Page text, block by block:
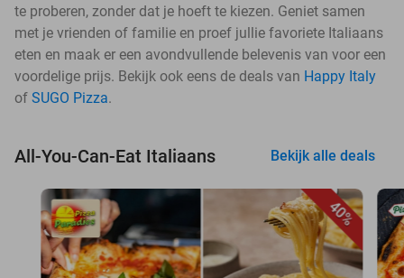
te proberen, zonder dat je hoeft te kiezen. Geniet samen
met je vrienden of familie en proef jullie favoriete Italiaans
eten en maak er een avondvullende belevenis van voor een
voordelige prijs. Bekijk ook eens de deals van Happy Italy
of SUGO Pizza.
All-You-Can-Eat Italiaans Bekijk alle deals
40%